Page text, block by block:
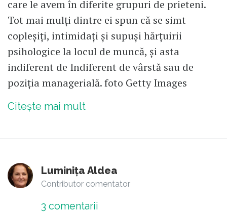
care le avem în diferite grupuri de prieteni.
Tot mai mulți dintre ei spun că se simt
copleșiți, intimidați și supuși hărțuirii
psihologice la locul de muncă, și asta
indiferent de Indiferent de vârstă sau de
poziția managerială. foto Getty Images
Citește mai mult
Luminița Aldea
Contributor comentator
3 comentarii